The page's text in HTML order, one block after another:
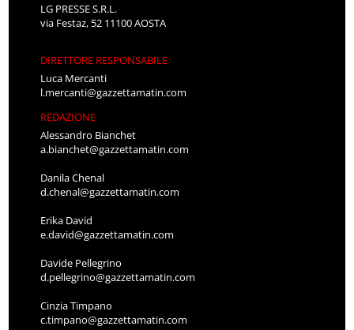
LG PRESSE S.R.L.
via Festaz, 52 11100 AOSTA
DIRETTORE RESPONSABILE
Luca Mercanti
l.mercanti@gazzettamatin.com
REDAZIONE
Alessandro Bianchet
a.bianchet@gazzettamatin.com
Danila Chenal
d.chenal@gazzettamatin.com
Erika David
e.david@gazzettamatin.com
Davide Pellegrino
d.pellegrino@gazzettamatin.com
Cinzia Timpano
c.timpano@gazzettamatin.com